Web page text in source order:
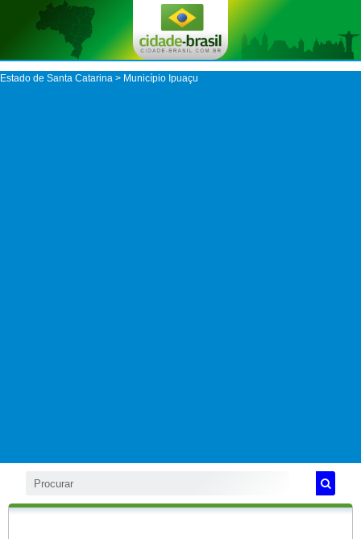
Estado de Santa Catarina > Município Ipuaçu